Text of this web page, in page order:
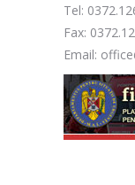
Tel:
Fax:
Email: